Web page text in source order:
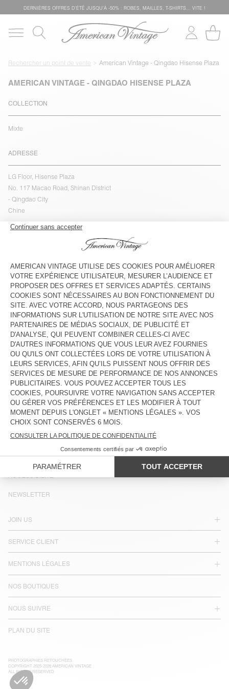
DERNIÈRES OFFRES D'ÉTÊ JUSQU'À -50% : ROBES, MAILLES, T-SHIRTS... VITE !
Rechercher un point de vente American Vintage - Qingdao Hisense Plaza
AMERICAN VINTAGE - QINGDAO HISENSE PLAZA
COLLECTION
Mixte
ADRESSE
LG Floor, Hisense Plaza
No. 117 Macao Road, Shinan District
- Qingdao City
Chine
Lundi
10:00 - 22:00
Mardi
10:00 - 22:00
Mercredi
10:00 - 22:00
Jeudi
10:00 - 22:00
Vendredi
10:00 - 22:00
Samedi
10:00 - 22:00
Dimanche
Fermé
CONTACT
Tél. :null
E-mail :contact@americanvintage-store.com
FRANCE
LANGUE :
ACCESSIBILITÉ
JOIN US
SERVICE CLIENT
MENTIONS LÉGALES
NOS BOUTIQUES
NOUS SUIVRE
PLAN DU SITE
NEWSLETTER
PHOTOGRAPHIES RETOUCHÉES
COPYRIGHT 2025-2026 AMERICAN VINTAGE
ALL RIGHTS RESERVED